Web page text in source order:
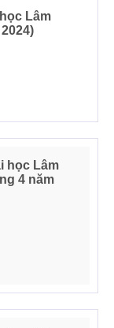
Lâm
học Lâm
4 năm